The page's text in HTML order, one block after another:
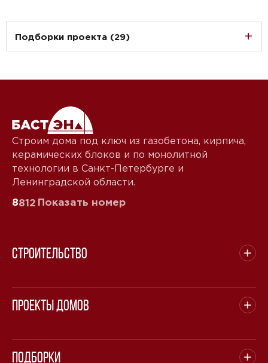
Подборки проекта (29)
Строим дома под ключ из газобетона, кирпича,
керамических блоков и по монолитной
технологии в Санкт-Петербурге и
Ленинградской области.
8812 Показать номер
Строительство
Проекты домов
Подборки